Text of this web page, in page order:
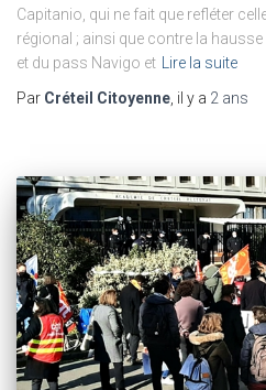
Capitanio, qui ne fait que refléter
régional ; ainsi que contre la
et du pass Navigo et
Lire la suite
Par Créteil Citoyenne , il y a 2 ans